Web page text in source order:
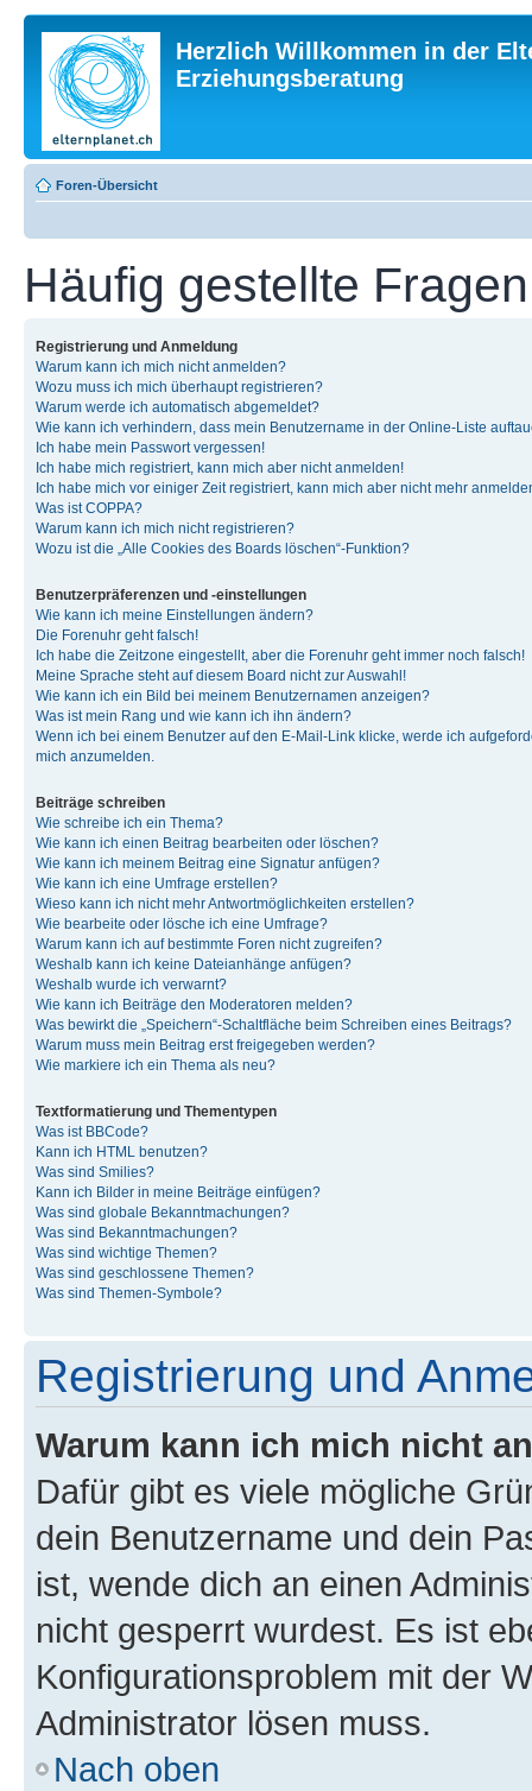
Herzlich Willkommen in der
Erziehungsberatung
Foren-Übersicht
Häufig gestellte Fragen
Registrierung und Anmeldung
Warum kann ich mich nicht anmelden?
Wozu muss ich mich überhaupt registrieren?
Warum werde ich automatisch abgemeldet?
Wie kann ich verhindern, dass mein Benutzername in der Online-Liste
Ich habe mein Passwort vergessen!
Ich habe mich registriert, kann mich aber nicht anmelden!
Ich habe mich vor einiger Zeit registriert, kann mich aber nicht mehr
Was ist COPPA?
Warum kann ich mich nicht registrieren?
Wozu ist die „Alle Cookies des Boards löschen“-Funktion?
Benutzerpräferenzen und -einstellungen
Wie kann ich meine Einstellungen ändern?
Die Forenuhr geht falsch!
Ich habe die Zeitzone eingestellt, aber die Forenuhr geht immer noch falsch!
Meine Sprache steht auf diesem Board nicht zur Auswahl!
Wie kann ich ein Bild bei meinem Benutzernamen anzeigen?
Was ist mein Rang und wie kann ich ihn ändern?
Wenn ich bei einem Benutzer auf den E-Mail-Link klicke, werde ich
mich anzumelden.
Beiträge schreiben
Wie schreibe ich ein Thema?
Wie kann ich einen Beitrag bearbeiten oder löschen?
Wie kann ich meinem Beitrag eine Signatur anfügen?
Wie kann ich eine Umfrage erstellen?
Wieso kann ich nicht mehr Antwortmöglichkeiten erstellen?
Wie bearbeite oder lösche ich eine Umfrage?
Warum kann ich auf bestimmte Foren nicht zugreifen?
Weshalb kann ich keine Dateianhänge anfügen?
Weshalb wurde ich verwarnt?
Wie kann ich Beiträge den Moderatoren melden?
Was bewirkt die „Speichern“-Schaltfläche beim Schreiben eines Beitrags?
Warum muss mein Beitrag erst freigegeben werden?
Wie markiere ich ein Thema als neu?
Textformatierung und Thementypen
Was ist BBCode?
Kann ich HTML benutzen?
Was sind Smilies?
Kann ich Bilder in meine Beiträge einfügen?
Was sind globale Bekanntmachungen?
Was sind Bekanntmachungen?
Was sind wichtige Themen?
Was sind geschlossene Themen?
Was sind Themen-Symbole?
Registrierung und
Warum kann ich mich nicht
Dafür gibt es viele mögliche
dein Benutzername und dein
ist, wende dich an einen
nicht gesperrt wurdest. Es ist
Konfigurationsproblem mit der
Administrator lösen muss.
Nach oben